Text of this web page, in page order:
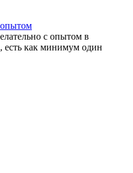
с опытом в
есть как минимум один